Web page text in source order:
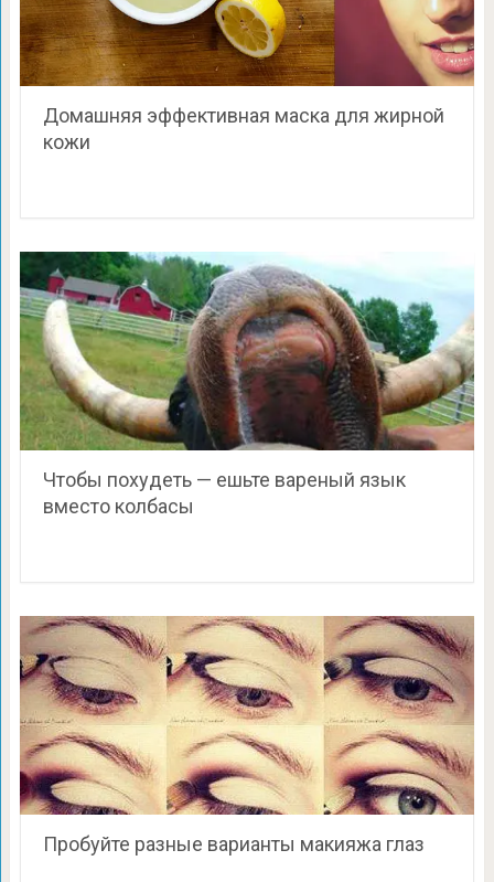
Домашняя эффективная маска для жирной
кожи
Чтобы похудеть — ешьте вареный язык
вместо колбасы
Пробуйте разные варианты макияжа глаз